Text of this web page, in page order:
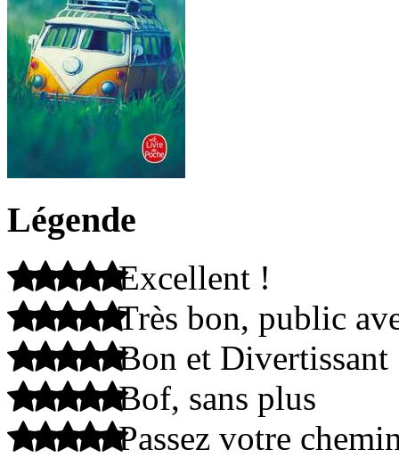
Légende
Excellent !
Très bon, public
Bon et Divertissant
Bof, sans plus
Passez votre